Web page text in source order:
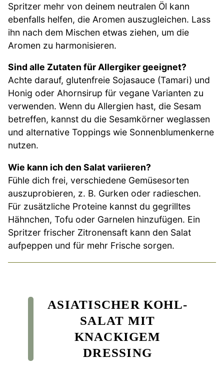
Spritzer mehr von deinem neutralen Öl kann
ebenfalls helfen, die Aromen auszugleichen. Lass
ihn nach dem Mischen etwas ziehen, um die
Aromen zu harmonisieren.
Sind alle Zutaten für Allergiker geeignet?
Achte darauf, glutenfreie Sojasauce (Tamari) und
Honig oder Ahornsirup für vegane Varianten zu
verwenden. Wenn du Allergien hast, die Sesam
betreffen, kannst du die Sesamkörner weglassen
und alternative Toppings wie Sonnenblumenkerne
nutzen.
Wie kann ich den Salat variieren?
Fühle dich frei, verschiedene Gemüsesorten
auszuprobieren, z. B. Gurken oder radieschen.
Für zusätzliche Proteine kannst du gegrilltes
Hähnchen, Tofu oder Garnelen hinzufügen. Ein
Spritzer frischer Zitronensaft kann den Salat
aufpeppen und für mehr Frische sorgen.
ASIATISCHER KOHL-
SALAT MIT
KNACKIGEM
DRESSING